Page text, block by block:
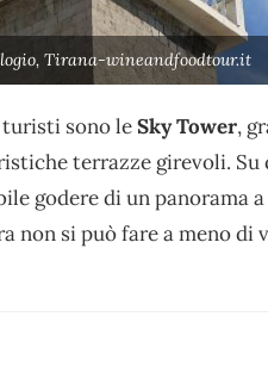
Tirana-wineandfoodtour.it
sono leSky Tower,
terrazze girevoli. Su
godere di un panorama
non si può fare a meno di